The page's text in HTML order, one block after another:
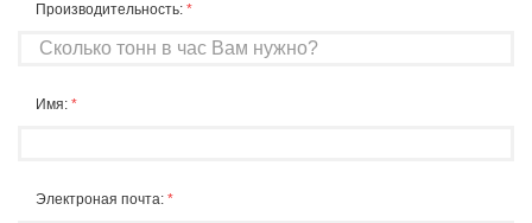
Производительность: *
Имя: *
Электроная почта: *